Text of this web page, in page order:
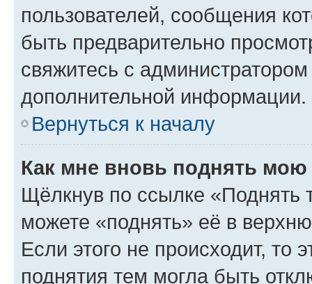
пользователей, сообщения
быть предварительно
свяжитесь с
дополнительной информации.
Вернуться к началу
Как мне вновь поднять мою
Щёлкнув по ссылке «Поднять
можете «поднять» её в
Если этого не происходит, то
поднятия тем могла быть